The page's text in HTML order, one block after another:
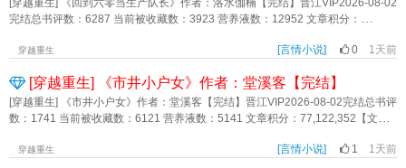
道：我知女郎对我一见倾心，但女郎既不魁伟，也不骁勇，如何称得上是贵女？
脸，可以是殴打的打，宅斗，可以是搏斗的斗，勾心斗角？不存在的，直接短兵
相接。从此顾绵绵放飞自我，在抽象的路上越走越快乐。任务1、获得家族的认
可。顾绵绵：原来把不靠谱的爹抽一顿就行？早说啊。任务2、带着闺中密友去郊
外踏青赏花。顾绵绵：为什么“密友”被绑着你别问，为什么“花”能用藤条抽人你也
别问。任务3、扶危济困，获得名声。顾绵绵：什么，恶名也行？其实我不是故意
的。任务4、开办宴会，让客人宾至如归。顾绵绵：客人陷入危险被我拯救，给个
好评是应该的。至于客人为什么在我办的宴会里陷入危险？这不重要。任务5、庄
园经略，提升家族资产。顾绵绵：没庄园怎么办？那就把城外圈起来。还要赚
时，没人看好，都觉得她肯定呆不住，会灰溜溜回来。后来，所有人都看到盛宁
值更是达到了惊人的零。而某些特殊产品更是有钱都买不到，只随盛宁心意偶尔
诀，人们尊敬的称她为末世第一净化师。已经成为这个世上最大污染源的盛宁疲
惫微笑：你们高兴就好。内容标签： 种田文 异能 末世 爽文 经营 废土主角视角盛
宁谢远航一句话简介：污染物搞农场，当最大领主立意：就算身处黑暗，也永远
顶流。阅读提示：1.主女主事业线，前期韩娱，后期内娱。2.原创角色，女团时期
文主角视角乔知予苏允硕其它：韩娱、女团、娱乐圈一句话简介：从韩国练习生
[穿越重生] 《回到六零当生产队长》作者：洛水伽楠【完结】晋江VIP2026-08-02
完结总书评数：6287 当前被收藏数：3923 营养液数：12952 文章积分：
小伙伴一起下乡。陈劲草：农村是个广阔天地，也能有所作为。做为一株野草，
领乡亲们悄悄脱贫致富。人们提起陈劲草，个个都夸好，人如其名，她就是疾风
中的一株劲草。她让乡亲吃得更饱，让知青过得更好。温馨提示：看文先看排
雷，避免被雷，互相筛选，双向奔赴。一、姐弟恋，女大男8岁，女主在男主之前
女，一切人物均为剧情服务，人物三观不代表作者三观。 谢绝写作指导，包括
穿越重生 [言情小说] 0 1天前
[穿越重生] 《市井小户女》作者：堂溪客【完结】
[穿越重生] 《市井小户女》作者：堂溪客【完结】晋江VIP2026-08-02完结总书评
数：1741 当前被收藏数：6121 营养液数：5141 文章积分：77,122,352【文
房的小女儿——年仅七岁的祝三娘。翁翁是秀才，大半辈子的老秀才。爹爹是童
穿越重生 [言情小说] 1 1天前